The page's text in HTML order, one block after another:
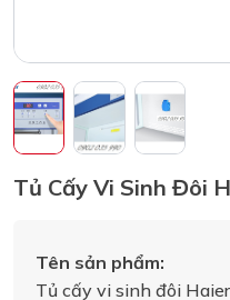
Tủ Cấy Vi Sinh Đôi
Tên sản phẩm:
Tủ cấy vi sinh đôi